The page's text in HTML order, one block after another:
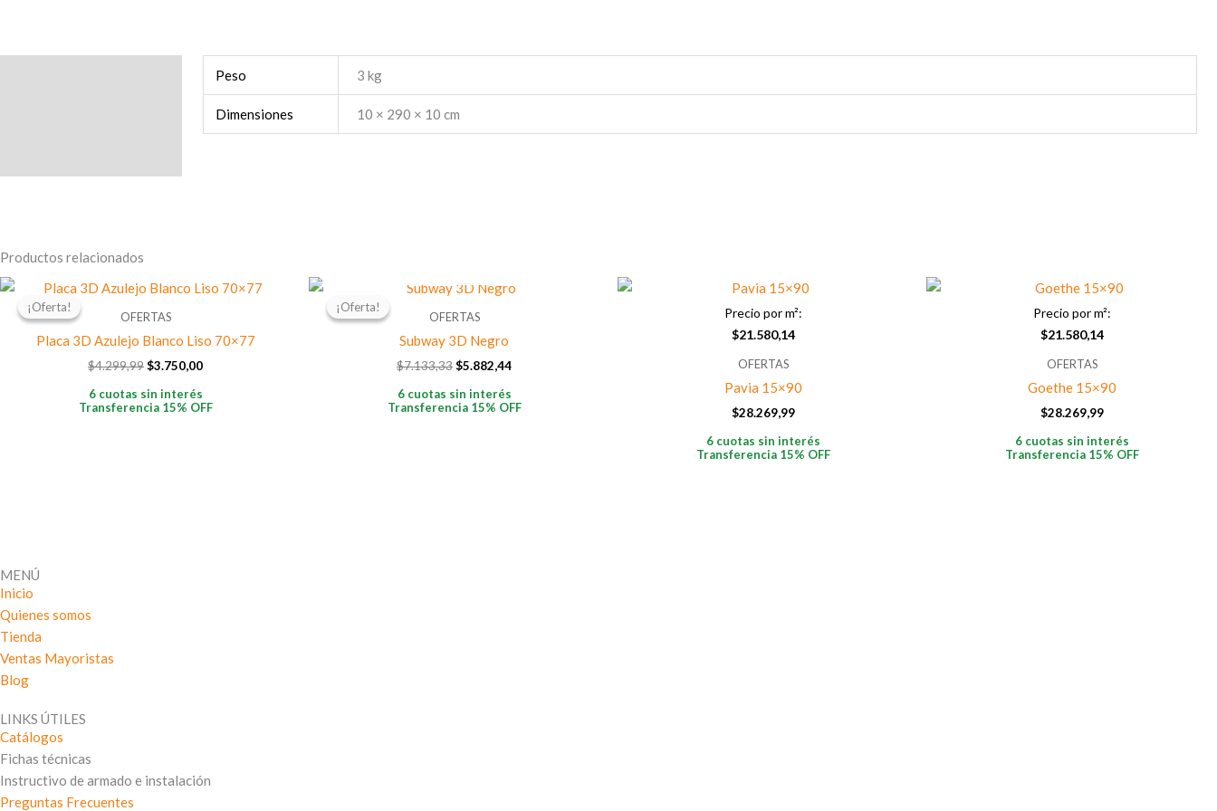
Pintado
Peso 3 kg
Dimensiones 10 × 290 × 10 cm
Productos relacionados
¡Oferta!
¡Oferta!
OFERTAS
Placa 3D Azulejo Blanco Liso 70×77
$4.299,99
El
original
$4.299,99.
$3.750,00
El
$3.750,00.
6 cuotas sin interés
Transferencia 15% OFF
¡Oferta!
¡Oferta!
OFERTAS
Subway 3D Negro
$7.133,33
El
original
$7.133,33.
$5.882,44
El
6 cuotas sin interés
Transferencia 15% OFF
Precio por m²:
$21.580,14
OFERTAS
Pavia 15×90
$28.269,99
6 cuotas sin interés
Transferencia 15% OFF
Precio por m²:
$21.580,14
OFERTAS
Goethe 15×90
$28.269,99
6 cuotas sin interés
Transferencia 15% OFF
MENÚ
Inicio
Quienes somos
Tienda
Ventas Mayoristas
Blog
LINKS ÚTILES
Catálogos
Fichas técnicas
Instructivo de armado e instalación
Preguntas Frecuentes